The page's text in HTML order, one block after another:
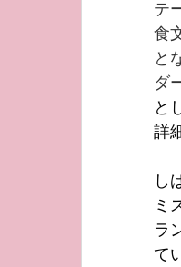
テ
食
と
ダ
と
詳
し
ミ
ラ
て